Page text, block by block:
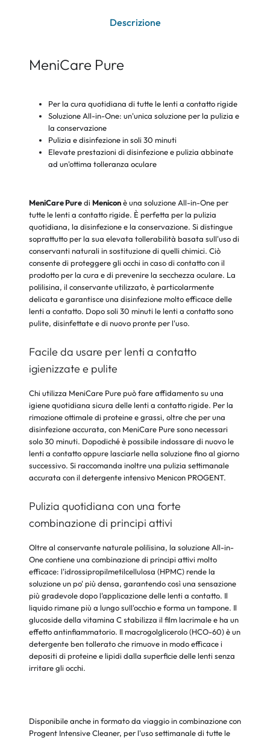
Descrizione
MeniCare Pure
Per la cura quotidiana di tutte le lenti a contatto rigide
Soluzione All-in-One: un'unica soluzione per la pulizia e
la conservazione
Pulizia e disinfezione in soli 30 minuti
Elevate prestazioni di disinfezione e pulizia abbinate
ad un'ottima tolleranza oculare
MeniCare Puredi Meniconè una soluzione All-in-One per
tutte le lenti a contatto rigide. È perfetta per la pulizia
quotidiana, la disinfezione e la conservazione. Si distingue
soprattutto per la sua elevata tollerabilità basata sull'uso di
conservanti naturali in sostituzione di quelli chimici. Ciò
consente di proteggere gli occhi in caso di contatto con il
prodotto per la cura e di prevenire la secchezza oculare. La
polilisina, il conservante utilizzato, è particolarmente
delicata e garantisce una disinfezione molto efficace delle
lenti a contatto. Dopo soli 30 minuti le lenti a contatto sono
pulite, disinfettate e di nuovo pronte per l'uso.
Facile da usare per lenti a contatto
igienizzate e pulite
Chi utilizza MeniCare Pure può fare affidamento su una
igiene quotidiana sicura delle lenti a contatto rigide. Per la
rimozione ottimale di proteine e grassi, oltre che per una
disinfezione accurata, con MeniCare Pure sono necessari
solo 30 minuti. Dopodiché è possibile indossare di nuovo le
lenti a contatto oppure lasciarle nella soluzione fino al giorno
successivo. Si raccomanda inoltre una pulizia settimanale
accurata con il detergente intensivo Menicon PROGENT.
Pulizia quotidiana con una forte
combinazione di principi attivi
Oltre al conservante naturale polilisina, la soluzione All-in-
One contiene una combinazione di principi attivi molto
efficace: l'idrossipropilmetilcellulosa (HPMC) rende la
soluzione un po' più densa, garantendo così una sensazione
più gradevole dopo l'applicazione delle lenti a contatto. Il
liquido rimane più a lungo sull'occhio e forma un tampone. Il
glucoside della vitamina C stabilizza il film lacrimale e ha un
effetto antinfiammatorio. Il macrogolglicerolo (HCO-60) è un
detergente ben tollerato che rimuove in modo efficace i
depositi di proteine e lipidi dalla superficie delle lenti senza
irritare gli occhi.
Disponibile anche in formato da viaggio in combinazione con
Progent Intensive Cleaner, per l'uso settimanale di tutte le